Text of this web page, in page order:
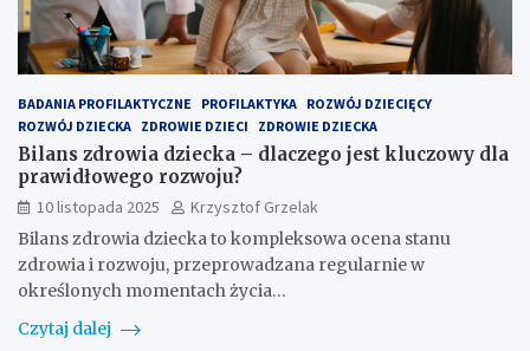
BADANIA PROFILAKTYCZNE PROFILAKTYKA ROZWÓJ DZIECIĘCY
ROZWÓJ DZIECKA ZDROWIE DZIECI ZDROWIE DZIECKA
Bilans zdrowia dziecka – dlaczego jest kluczowy dla
prawidłowego rozwoju?
10 listopada 2025
Krzysztof Grzelak
Bilans zdrowia dziecka to kompleksowa ocena stanu
zdrowia i rozwoju, przeprowadzana regularnie w
określonych momentach życia…
Czytaj dalej